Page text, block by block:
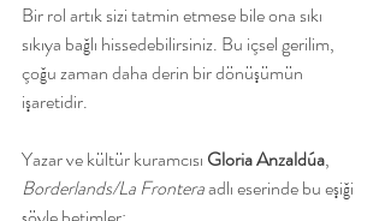
Bir rol artık sizi tatmin etmese bile ona sıkı
sıkıya bağlı hissedebilirsiniz. Bu içsel gerilim,
çoğu zaman daha derin bir dönüşümün
işaretidir.
Yazar ve kültür kuramcısı Gloria Anzaldúa,
Borderlands/La Frontera adlı eserinde bu eşiği